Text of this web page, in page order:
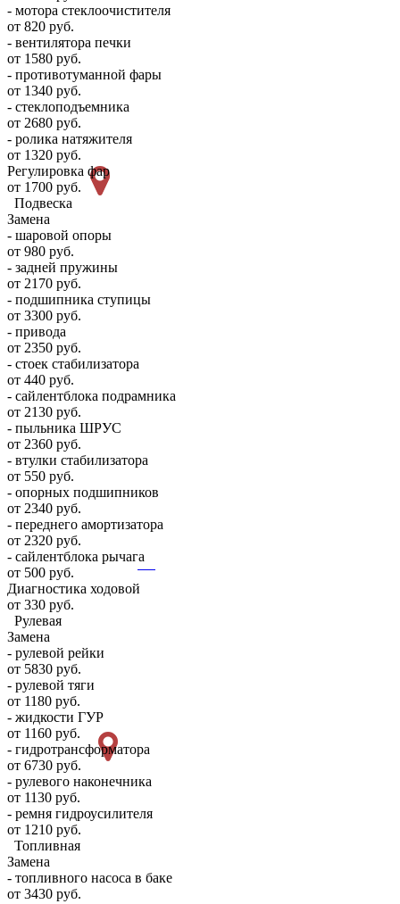
- мотора стеклоочистителя
от 820 руб.
- вентилятора печки
от 1580 руб.
- противотуманной фары
от 1340 руб.
- стеклоподъемника
от 2680 руб.
- ролика натяжителя
от 1320 руб.
Регулировка фар
от 1700 руб.
Подвеска
Замена
- шаровой опоры
от 980 руб.
- задней пружины
от 2170 руб.
- подшипника ступицы
от 3300 руб.
- привода
от 2350 руб.
- стоек стабилизатора
от 440 руб.
- сайлентблока подрамника
от 2130 руб.
- пыльника ШРУС
от 2360 руб.
- втулки стабилизатора
от 550 руб.
- опорных подшипников
от 2340 руб.
- переднего амортизатора
от 2320 руб.
- сайлентблока рычага
от 500 руб.
Диагностика ходовой
от 330 руб.
Рулевая
Замена
- рулевой рейки
от 5830 руб.
- рулевой тяги
от 1180 руб.
- жидкости ГУР
от 1160 руб.
- гидротрансформатора
от 6730 руб.
- рулевого наконечника
от 1130 руб.
- ремня гидроусилителя
от 1210 руб.
Топливная
Замена
- топливного насоса в баке
от 3430 руб.